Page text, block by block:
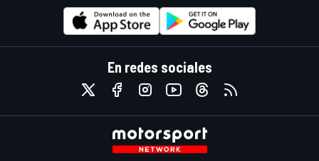
En redes sociales